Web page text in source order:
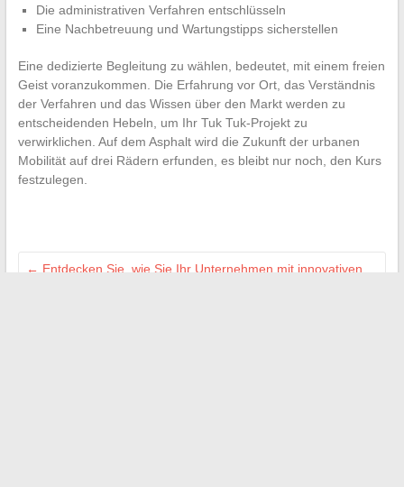
Die administrativen Verfahren entschlüsseln
Eine Nachbetreuung und Wartungstipps sicherstellen
Eine dedizierte Begleitung zu wählen, bedeutet, mit einem freien
Geist voranzukommen. Die Erfahrung vor Ort, das Verständnis
der Verfahren und das Wissen über den Markt werden zu
entscheidenden Hebeln, um Ihr Tuk Tuk-Projekt zu
verwirklichen. Auf dem Asphalt wird die Zukunft der urbanen
Mobilität auf drei Rädern erfunden, es bleibt nur noch, den Kurs
festzulegen.
← Entdecken Sie, wie Sie Ihr Unternehmen mit innovativen